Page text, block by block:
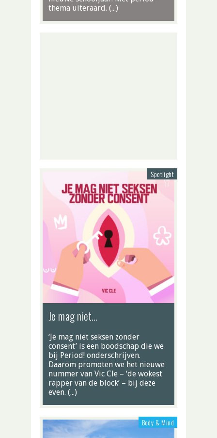
thema uiteraard. (…)
Spotlight
Je mag niet…
‘Je mag niet seksen zonder
consent’ is een boodschap die we
bij Period! onderschrijven.
Daarom promoten we het nieuwe
nummer van Vic Cle – ‘de wokest
rapper van de block’ – bij deze
even. (…)
Body & Mind